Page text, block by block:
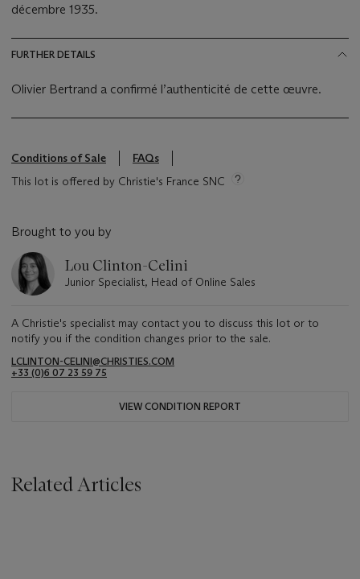
décembre 1935.
FURTHER DETAILS
Olivier Bertrand a confirmé l’authenticité de cette œuvre.
Conditions of Sale
FAQs
This lot is offered by Christie's France SNC
Brought to you by
Lou Clinton-Celini
Junior Specialist, Head of Online Sales
A Christie's specialist may contact you to discuss this lot or to
notify you if the condition changes prior to the sale.
LCLINTON-CELINI@CHRISTIES.COM
+33 ‌(0)6 07 23 59 75
VIEW CONDITION REPORT
Related Articles